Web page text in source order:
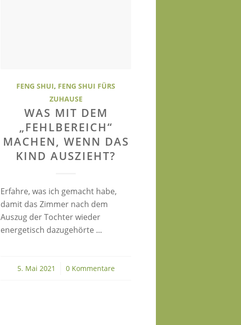
FENG SHUI, FENG SHUI FÜRS
ZUHAUSE
WAS MIT DEM
„FEHLBEREICH“
MACHEN, WENN DAS
KIND AUSZIEHT?
Erfahre, was ich gemacht habe,
damit das Zimmer nach dem
Auszug der Tochter wieder
energetisch dazugehörte ...
5. Mai 2021
/ 0 Kommentare